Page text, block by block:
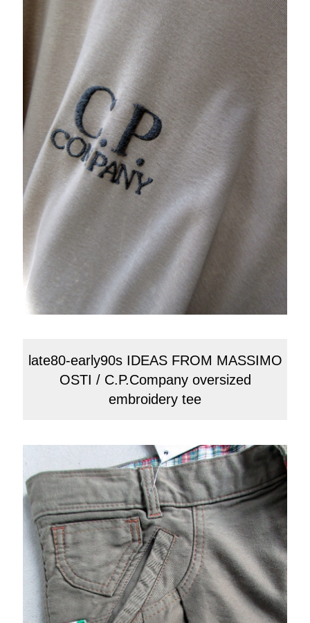
late80-early90s IDEAS FROM MASSIMO
OSTI / C.P.Company oversized
embroidery tee